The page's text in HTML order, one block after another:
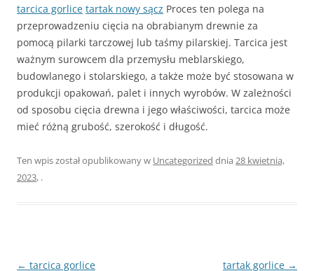
tarcica gorlice tartak nowy sącz Proces ten polega na
przeprowadzeniu cięcia na obrabianym drewnie za
pomocą pilarki tarczowej lub taśmy pilarskiej. Tarcica jest
ważnym surowcem dla przemysłu meblarskiego,
budowlanego i stolarskiego, a także może być stosowana w
produkcji opakowań, palet i innych wyrobów. W zależności
od sposobu cięcia drewna i jego właściwości, tarcica może
mieć różną grubość, szerokość i długość.
Ten wpis został opublikowany w Uncategorized dnia 28 kwietnia,
2023, .
Nawigacja
← tarcica gorlice tartak gorlice →